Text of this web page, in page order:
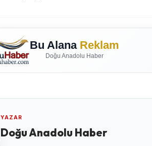
Bu Alana Reklam
Doğu Anadolu Haber
YAZAR
Doğu Anadolu Haber